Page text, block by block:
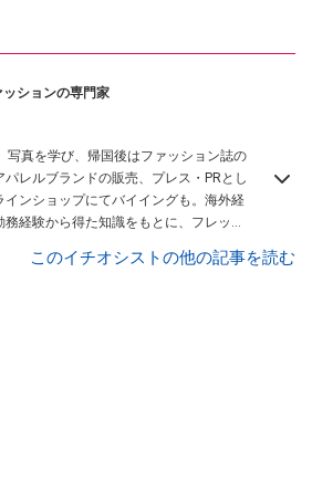
ションの専門家
写真を学び、帰国後はファッション誌の
レルブランドの販売、プレス・PRとし
ンショップにてバイイングも。海外経
経験から得た知識をもとに、フレッシ
このイチオシストの他の記事を読む